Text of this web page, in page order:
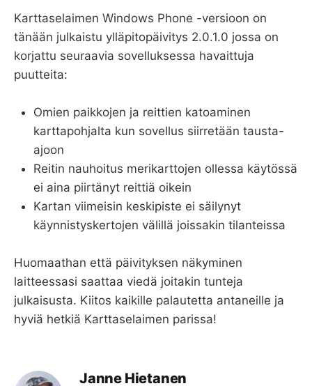
Karttaselaimen Windows Phone -versioon on
tänään julkaistu ylläpitopäivitys 2.0.1.0 jossa on
korjattu seuraavia sovelluksessa havaittuja
puutteita:
Omien paikkojen ja reittien katoaminen
karttapohjalta kun sovellus siirretään tausta-
ajoon
Reitin nauhoitus merikarttojen ollessa käytössä
ei aina piirtänyt reittiä oikein
Kartan viimeisin keskipiste ei säilynyt
käynnistyskertojen välillä joissakin tilanteissa
Huomaathan että päivityksen näkyminen
laitteessasi saattaa viedä joitakin tunteja
julkaisusta. Kiitos kaikille palautetta antaneille ja
hyviä hetkiä Karttaselaimen parissa!
Janne Hietanen